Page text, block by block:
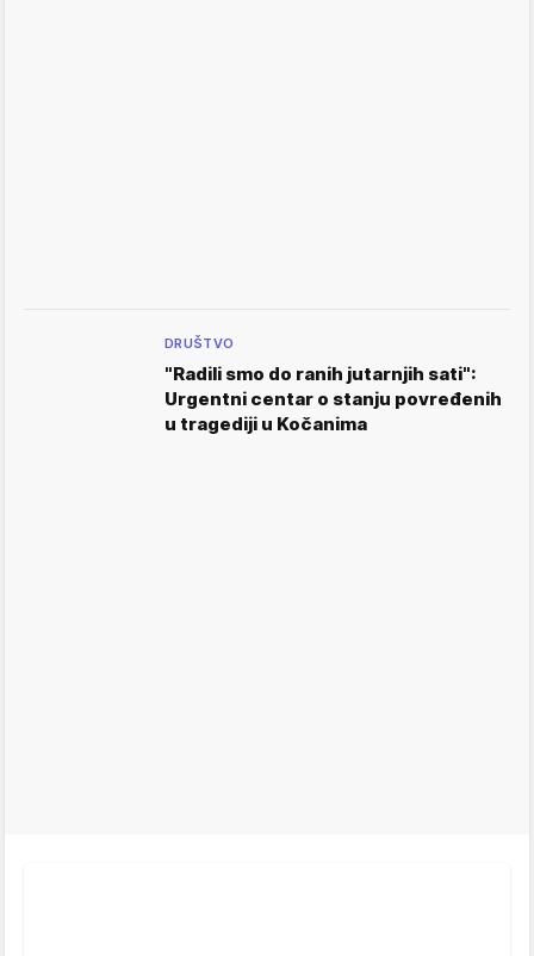
DRUŠTVO
"Radili smo do ranih jutarnjih sati":
Urgentni centar o stanju povređenih
u tragediji u Kočanima